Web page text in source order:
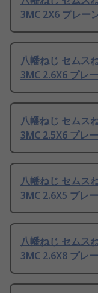
3MC 2X6 プレー
八幡ねじ セムス
3MC 2.6X6 プレ
八幡ねじ セムス
3MC 2.5X6 プレ
八幡ねじ セムス
3MC 2.6X5 プレ
八幡ねじ セムス
3MC 2.6X8 プレ